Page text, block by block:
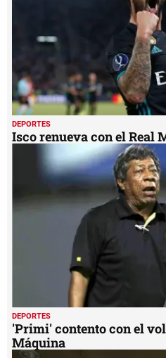
DEPORTES
Isco renueva con el Real
DEPORTES
'Primi' contento con el
Máquina